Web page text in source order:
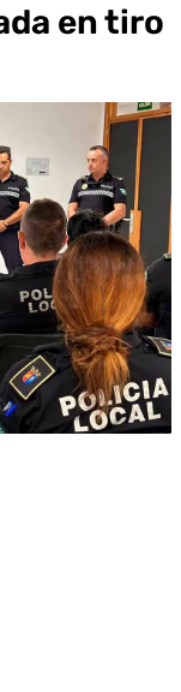
en tiro